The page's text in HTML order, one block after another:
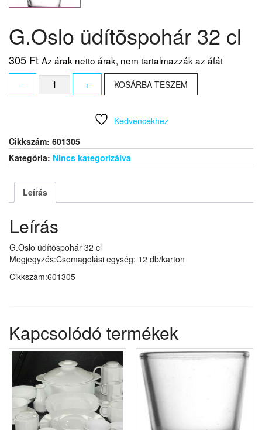
G.Oslo üdítõspohár 32 cl
305 Ft Az árak netto árak, nem tartalmazzák az áfát
-
G.Oslo
üdítõspohár+ KOSÁRBA TESZEM
Kedvencekhez
Cikkszám: 601305
Kategória: Nincs kategorizálva
Leírás
Leírás
G.Oslo üdítõspohár 32 cl
Megjegyzés:Csomagolási egység: 12 db/karton
Cikkszám:601305
Kapcsolódó termékek